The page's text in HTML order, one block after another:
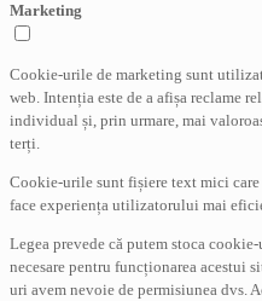
Marketing
Cookie-urile de marketing sunt
web. Intenția este de a afișa reclame
individual și, prin urmare, mai
terți.
Cookie-urile sunt fișiere text mici
face experiența utilizatorului mai
Legea prevede că putem stoca
necesare pentru funcționarea acestui
uri avem nevoie de permisiunea dvs.